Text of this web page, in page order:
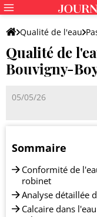
Qualité de l'eau
Qualité de
Bouvigny-
05/05/26
Sommaire
Conformité de
robinet
Analyse détaillée
Calcaire dans